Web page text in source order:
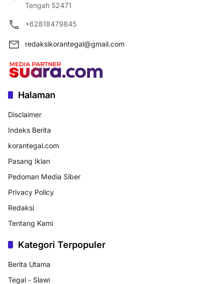
Tengah 52471
+62818479845
redaksikorantegal@gmail.com
Halaman
Disclaimer
Indeks Berita
korantegal.com
Pasang Iklan
Pedoman Media Siber
Privacy Policy
Redaksi
Tentang Kami
Kategori Terpopuler
Berita Utama
Tegal - Slawi